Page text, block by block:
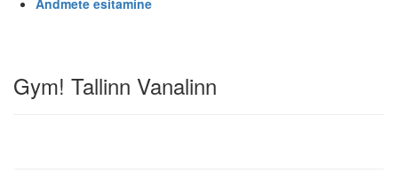
Andmete esitamine
Gym! Tallinn Vanalinn